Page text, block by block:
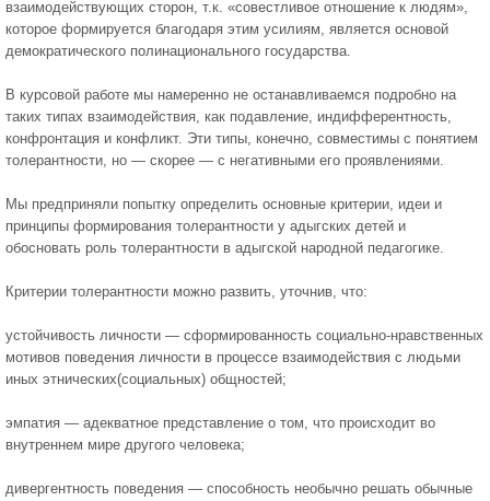
взаимодействующих сторон, т.к. «совестливое отношение к людям»,
которое формируется благодаря этим усилиям, является основой
демократического полинационального государства.
В курсовой работе мы намеренно не останавливаемся подробно на
таких типах взаимодействия, как подавление, индифферентность,
конфронтация и конфликт. Эти типы, конечно, совместимы с понятием
толерантности, но — скорее — с негативными его проявлениями.
Мы предприняли попытку определить основные критерии, идеи и
принципы формирования толерантности у адыгских детей и
обосновать роль толерантности в адыгской народной педагогике.
Критерии толерантности можно развить, уточнив, что:
устойчивость личности — сформированность социально-нравственных
мотивов поведения личности в процессе взаимодействия с людьми
иных этнических(социальных) общностей;
эмпатия — адекватное представление о том, что происходит во
внутреннем мире другого человека;
дивергентность поведения — способность необычно решать обычные